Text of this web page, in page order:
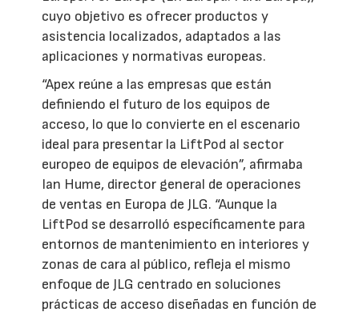
cuyo objetivo es ofrecer productos y
asistencia localizados, adaptados a las
aplicaciones y normativas europeas.
“Apex reúne a las empresas que están
definiendo el futuro de los equipos de
acceso, lo que lo convierte en el escenario
ideal para presentar la LiftPod al sector
europeo de equipos de elevación”, afirmaba
Ian Hume, director general de operaciones
de ventas en Europa de JLG. “Aunque la
LiftPod se desarrolló específicamente para
entornos de mantenimiento en interiores y
zonas de cara al público, refleja el mismo
enfoque de JLG centrado en soluciones
prácticas de acceso diseñadas en función de